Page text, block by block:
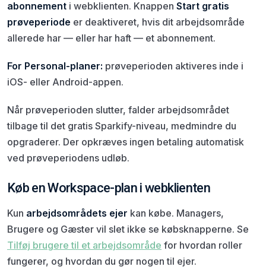
abonnement i webklienten. Knappen Start gratis
prøveperiode er deaktiveret, hvis dit arbejdsområde
allerede har — eller har haft — et abonnement.
For Personal-planer: prøveperioden aktiveres inde i
iOS- eller Android-appen.
Når prøveperioden slutter, falder arbejdsområdet
tilbage til det gratis Sparkify-niveau, medmindre du
opgraderer. Der opkræves ingen betaling automatisk
ved prøveperiodens udløb.
Køb en Workspace-plan i webklienten
Kun arbejdsområdets ejer kan købe. Managers,
Brugere og Gæster vil slet ikke se købsknapperne. Se
Tilføj brugere til et arbejdsområde for hvordan roller
fungerer, og hvordan du gør nogen til ejer.